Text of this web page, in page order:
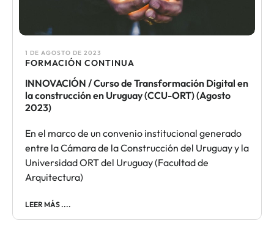
1 DE AGOSTO DE 2023
FORMACIÓN CONTINUA​
INNOVACIÓN / Curso de Transformación Digital en
la construcción en Uruguay (CCU-ORT) (Agosto
2023)
En el marco de un convenio institucional generado
entre la Cámara de la Construcción del Uruguay y la
Universidad ORT del Uruguay (Facultad de
Arquitectura)
LEER MÁS ....